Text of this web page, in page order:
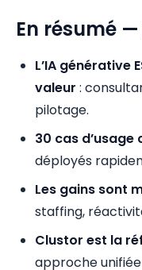
En résumé
L’IA générative
valeur :
pilotage.
30 cas d’usage
déployés
Les gains sont
staffing,
Clustor est la
approche